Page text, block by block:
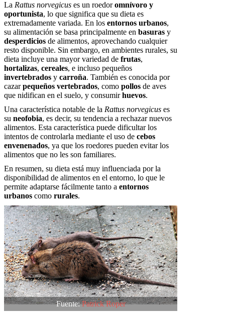
La Rattus norvegicus es un roedoromnívoro y
oportunista, lo que significa que su dieta es
extremadamente variada. En los entornos urbanos,
su alimentación se basa principalmente en basuras y
desperdicios de alimentos, aprovechando cualquier
resto disponible. Sin embargo, en ambientes rurales, su
dieta incluye una mayor variedad de frutas,
hortalizas, cereales, e incluso pequeños
invertebrados y carroña. También es conocida por
cazarpequeños vertebrados, como pollos de aves
que nidifican en el suelo, y consumirhuevos.
Una característica notable de la Rattus norvegicus es
su neofobia, es decir, su tendencia a rechazar nuevos
alimentos. Esta característica puede dificultar los
intentos de controlarla mediante el uso de cebos
envenenados, ya que los roedores pueden evitar los
alimentos que no les son familiares.
En resumen, su dieta está muy influenciada por la
disponibilidad de alimentos en el entorno, lo que le
permite adaptarse fácilmente tanto a entornos
urbanos como rurales.
Fuente:Patrick Roper